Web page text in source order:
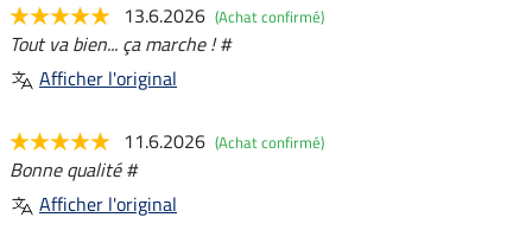
13.6.2026 (Achat confirmé)
Tout va bien... ça marche ! #
Afficher l'original
11.6.2026 (Achat confirmé)
Bonne qualité #
Afficher l'original